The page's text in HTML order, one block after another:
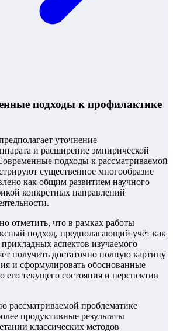
подходы к профилактике
уточнение
и расширение эмпирической
подходы к рассматриваемой
существенное многообразие
как общим развитием научного
конкретных направлений
отметить, что в рамках работы
подход, предполагающий учёт как
аспектов изучаемого
получить достаточно полную картину
и сформулировать обоснованные
его текущего состояния и перспектив
рассматриваемой проблематике
продуктивные результаты
классических методов